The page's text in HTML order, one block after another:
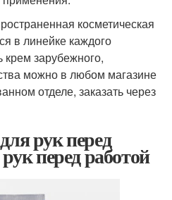
косметическая
в линейке каждого
крем зарубежного,
можно в любом магазине
отделе, заказать через
рук перед
перед работой